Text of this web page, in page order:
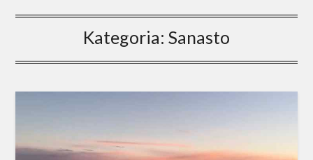
Kategoria: Sanasto